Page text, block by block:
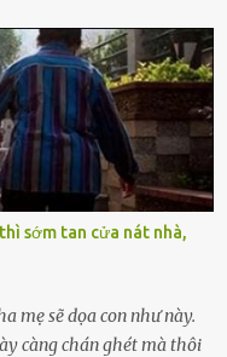
cái thân bất tài chỉ biết
cửa trước mặt tôi.
bản án lạnh lùng. Tôi
đi đâu, về đâu. Bố mẹ tôi
cũng thưa thớt, chẳng
tá túc. Bạn bè? Ai cũng
từng đặt cược cả thanh
còn lại chính mình. Tôi lên
phố và nỗi đau. Tôi v...
sớm tan cửa nát nhà,
mẹ sẽ dọa con như này.
càng chán ghét mà thôi